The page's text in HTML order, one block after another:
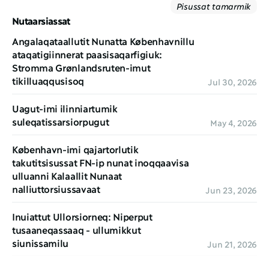
Pisussat tamarmik
Nutaarsiassat
Angalaqataallutit Nunatta Københavnillu
ataqatigiinnerat paasisaqarfigiuk:
Stromma Grønlandsruten-imut
tikilluaqqusisoq
Jul 30, 2026
Uagut-imi ilinniartumik
suleqatissarsiorpugut
May 4, 2026
København-imi qajartorlutik
takutitsisussat FN-ip nunat inoqqaavisa
ulluanni Kalaallit Nunaat
nalliuttorsiussavaat
Jun 23, 2026
Inuiattut Ullorsiorneq: Niperput
tusaaneqassaaq - ullumikkut
siunissamilu
Jun 21, 2026